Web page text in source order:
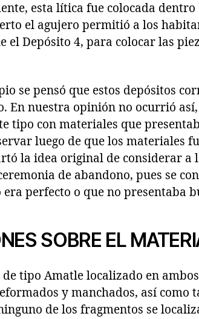
esta lítica fue colocada
el agujero permitió a los
Depósito 4, para colocar las
se pensó que estos depósitos
En nuestra opinión no ocurrió
tipo con materiales que
luego de que los materiales
la idea original de considerar a
de abandono, pues se
perfecto o que no presentaba
SOBRE EL
tipo Amatle localizado en
y manchados, así como
de los fragmentos se